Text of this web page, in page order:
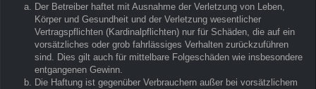
Der Betreiber haftet mit Ausnahme der Verletzung von Leben,
Körper und Gesundheit und der Verletzung wesentlicher
Vertragspflichten (Kardinalpflichten) nur für Schäden, die auf ein
vorsätzliches oder grob fahrlässiges Verhalten zurückzuführen
sind. Dies gilt auch für mittelbare Folgeschäden wie insbesondere
entgangenen Gewinn.
Die Haftung ist gegenüber Verbrauchern außer bei vorsätzlichem